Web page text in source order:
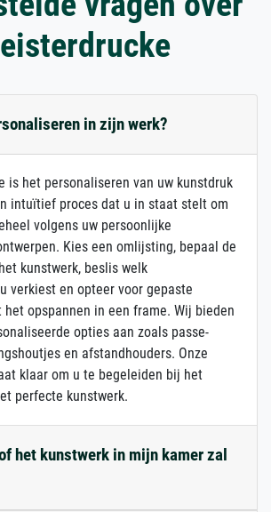
in zijn werk?
is het personaliseren van uw kunstdruk
intuïtief proces dat u in staat stelt om
volgens uw persoonlijke
Kies een omlijsting, bepaal de
kunstwerk, beslis welk
verkiest en opteer voor gepaste
opspannen in een frame. Wij bieden
opties aan zoals passe-
en afstandhouders. Onze
klaar om u te begeleiden bij het
perfecte kunstwerk.
het kunstwerk in mijn kamer zal